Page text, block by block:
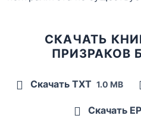
СКАЧАТЬ
ПРИЗРАКОВ
Скачать TXT 1.0 MB
Скачать